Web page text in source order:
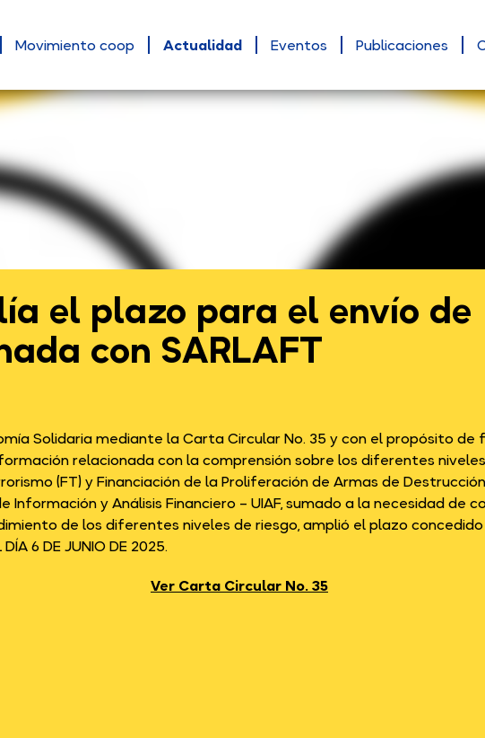
Movimiento coop Actualidad Eventos Publicaciones
el plazo para el envío de
con SARLAFT
Solidaria mediante la Carta Circular No. 35 y con el propósito
relacionada con la comprensión sobre los diferentes
(FT) y Financiación de la Proliferación de Armas de
Información y Análisis Financiero – UIAF, sumado a la necesidad de
de los diferentes niveles de riesgo, amplió el plazo
6 DE JUNIO DE 2025.
Ver Carta Circular No. 35